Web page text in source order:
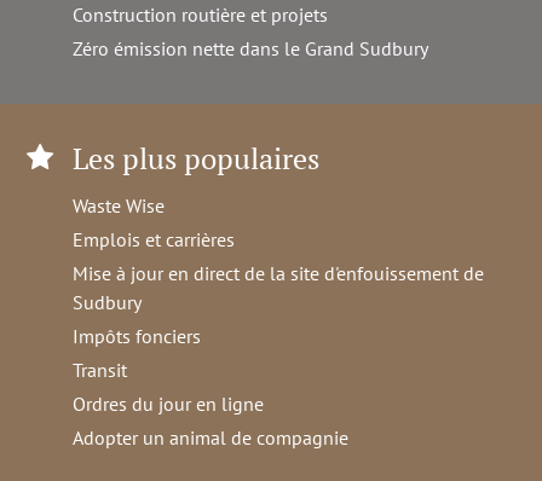
Construction routière et projets
Zéro émission nette dans le Grand Sudbury
Les plus populaires
Waste Wise
Emplois et carrières
Mise à jour en direct de la site d'enfouissement de
Sudbury
Impôts fonciers
Transit
Ordres du jour en ligne
Adopter un animal de compagnie